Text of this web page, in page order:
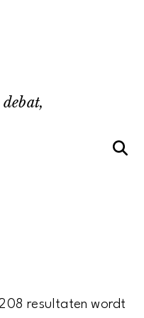
resultaten wordt